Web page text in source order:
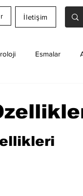
İletişim
Esmalar